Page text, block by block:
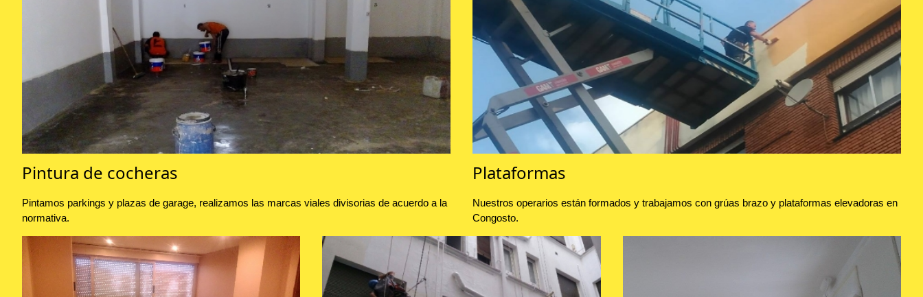
Pintura de cocheras
Pintamos parkings y plazas de garage, realizamos las marcas viales divisorias de acuerdo a la
normativa.
Plataformas
Nuestros operarios están formados y trabajamos con grúas brazo y plataformas elevadoras en
Congosto.